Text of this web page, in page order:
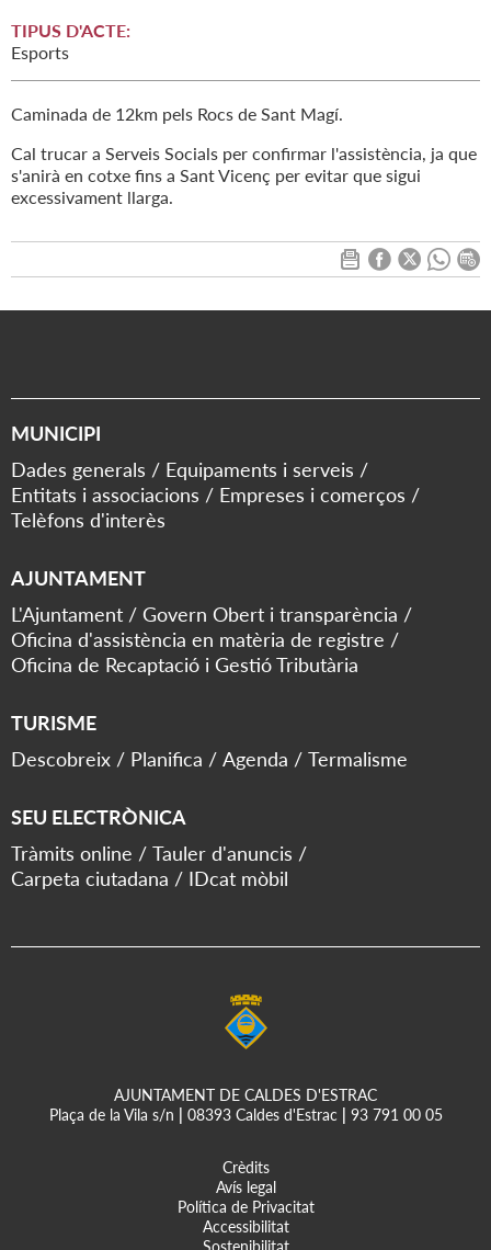
TIPUS D'ACTE:
Esports
Caminada de 12km pels Rocs de Sant Magí.
Cal trucar a Serveis Socials per confirmar l'assistència, ja que
s'anirà en cotxe fins a Sant Vicenç per evitar que sigui
excessivament llarga.
MUNICIPI
Dades generals
Equipaments i serveis
Entitats i associacions
Empreses i comerços
Telèfons d'interès
AJUNTAMENT
L'Ajuntament
Govern Obert i transparència
Oficina d'assistència en matèria de registre
Oficina de Recaptació i Gestió Tributària
TURISME
Descobreix
Planifica Agenda Termalisme
SEU ELECTRÒNICA
Tràmits online
Tauler d'anuncis
Carpeta ciutadana
IDcat mòbil
AJUNTAMENT DE CALDES D'ESTRAC
Plaça de la Vila s/n
08393 Caldes d'Estrac 93 791 00 05
Crèdits
Avís legal
Política de Privacitat
Accessibilitat
Sostenibilitat